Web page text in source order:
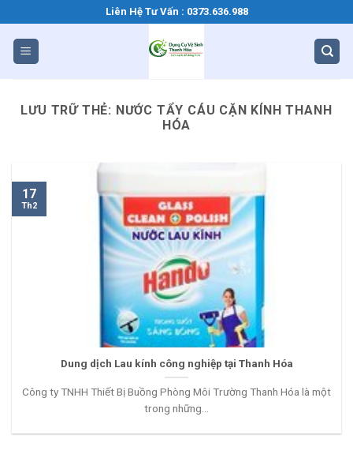
qua
dung
Liên Hệ Tư Vấn : 0373.636.988
LƯU TRỮ THẺ: NƯỚC TẨY CÁU CẶN KÍNH THANH
HÓA
Dung dịch Lau kính công nghiệp tại Thanh Hóa
Công ty TNHH Thiết Bị Buồng Phòng Môi Trường Thanh Hóa là một
trong những...
17
Th2